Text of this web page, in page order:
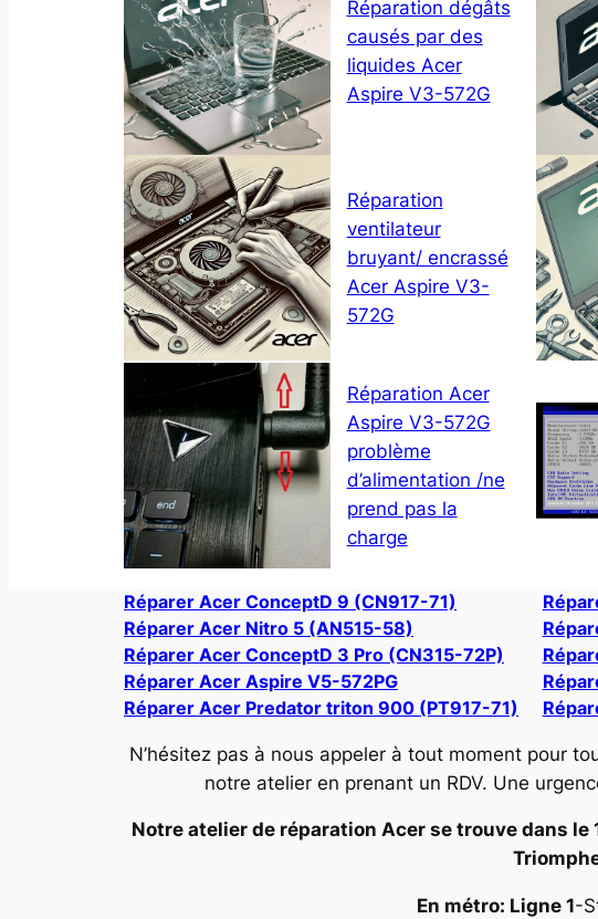
Réparation dégâts
causés par des
liquides Acer
Aspire V3-572G
Réparation
ventilateur
bruyant/ encrassé
Acer Aspire V3-
572G
Réparation Acer
Aspire V3-572G
problème
d’alimentation /ne
prend pas la
charge
Réparer Acer ConceptD 9 (CN917-71)
Réparer Acer Nitro 5 (AN515-58)
Réparer Acer ConceptD 3 Pro (CN315-72P)
Réparer Acer Aspire V5-572PG
Réparer Acer Predator triton 900 (PT917-71)
N’hésitez pas à nous appeler à tout moment pour
notre atelier en prenant un RDV. Une
Notre atelier de réparation Acer se trouve dans le
En métro: Ligne 1-